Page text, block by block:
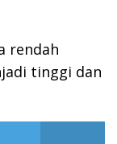
rendah
tinggi dan